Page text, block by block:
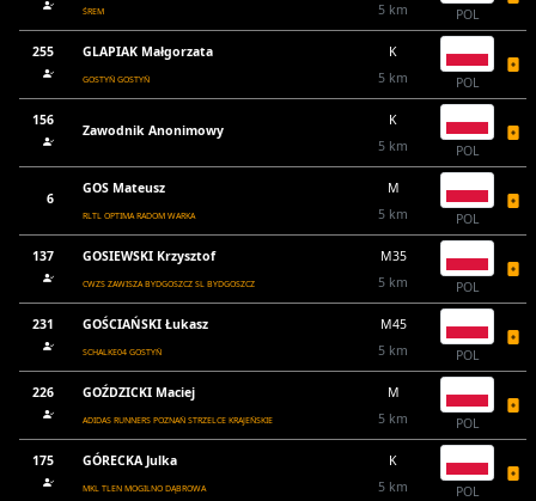
ŚREM
5 km
POL
255 GLAPIAK Małgorzata
GOSTYŃ GOSTYŃ
K
5 km
POL
156
Zawodnik Anonimowy
K
5 km
POL
6
GOS Mateusz
RLTL OPTIMA RADOM WARKA
M
5 km
POL
137 GOSIEWSKI Krzysztof
CWZS ZAWISZA BYDGOSZCZ SL BYDGOSZCZ
M35
5 km
POL
231 GOŚCIAŃSKI Łukasz
SCHALKE04 GOSTYŃ
M45
5 km
POL
226 GOŹDZICKI Maciej
ADIDAS RUNNERS POZNAŃ STRZELCE KRAJEŃSKIE
M
5 km
POL
175 GÓRECKA Julka
MKL TLEN MOGILNO DĄBROWA
K
5 km
POL